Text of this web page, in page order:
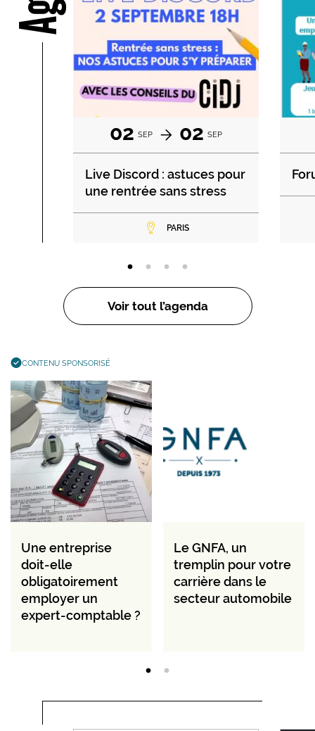
02 SEP 02 SEP
Live Discord : astuces pour
une rentrée sans stress
PARIS
Voir tout l’agenda
CONTENU SPONSORISÉ
Une entreprise
doit-elle
obligatoirement
employer un
expert-comptable ?
Le GNFA, un
tremplin pour votre
carrière dans le
secteur automobile